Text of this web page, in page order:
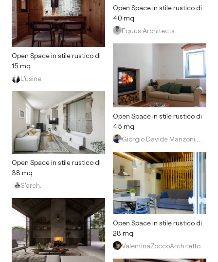
Open Space in stile rustico di
15 mq
L’usine
Open Space in stile rustico di
38 mq
S’arch.
Open Space in stile rustico di
40 mq
Equus Architects
Open Space in stile rustico di
45 mq
Open Space in stile rustico di
28 mq
ValentinaZoccoArchitetto